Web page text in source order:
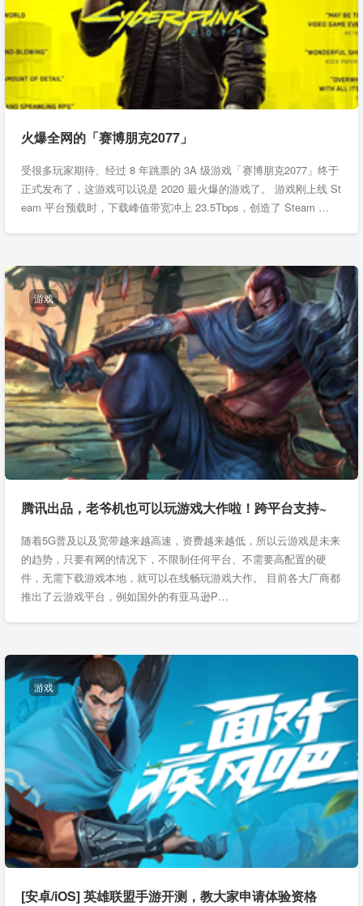
火爆全网的「赛博朋克2077」
受很多玩家期待、经过 8 年跳票的 3A 级游戏「赛博朋克2077」终于
正式发布了，这游戏可以说是 2020 最火爆的游戏了。 游戏刚上线 St
eam 平台预载时，下载峰值带宽冲上 23.5Tbps，创造了 Steam …
游戏
腾讯出品，老爷机也可以玩游戏大作啦！跨平台支持~
随着5G普及以及宽带越来越高速，资费越来越低，所以云游戏是未来
的趋势，只要有网的情况下，不限制任何平台、不需要高配置的硬
件，无需下载游戏本地，就可以在线畅玩游戏大作。 目前各大厂商都
推出了云游戏平台，例如国外的有亚马逊P…
游戏
[安卓/iOS] 英雄联盟手游开测，教大家申请体验资格